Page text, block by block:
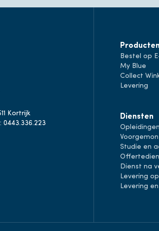
Kortrijk
Producten
Bestel op
My Blue
Collect
Levering
Diensten
Opleidingen
Studie en
Dienst na
Levering
Levering